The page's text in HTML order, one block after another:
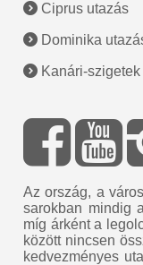
Ciprus utazás
Dominika
Kanári-
Az ország, a
sarokban mindig
míg árként a
között nincsen
kedvezményes